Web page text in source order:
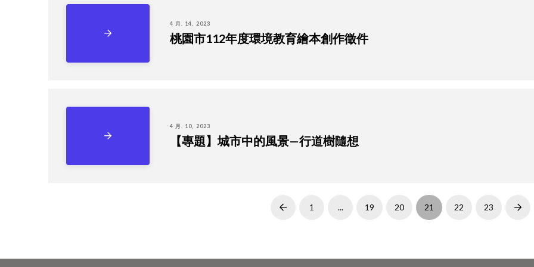
4 月. 14, 2023
桃園市112年度環境教育繪本創作徵件
4 月. 10, 2023
【專題】城市中的風景—行道樹隨想
Prev 1 ... 19 20 21 22 23